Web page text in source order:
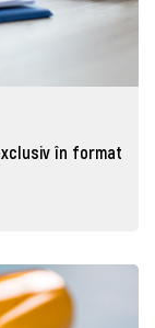
în format